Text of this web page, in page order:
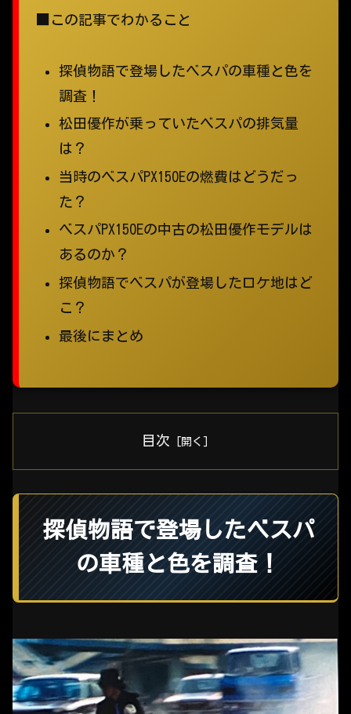
■この記事でわかること
探偵物語で登場したベスパの車種と色を
調査！
松田優作が乗っていたベスパの排気量
は？
当時のベスパPX150Eの燃費はどうだっ
た？
ベスパPX150Eの中古の松田優作モデルは
あるのか？
探偵物語でベスパが登場したロケ地はど
こ？
最後にまとめ
目次
探偵物語で登場したベスパ
の車種と色を調査！